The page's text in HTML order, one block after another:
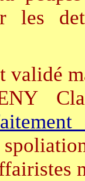
les
validé